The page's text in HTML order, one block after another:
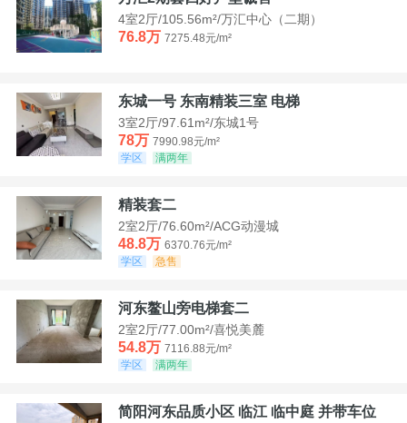
4室2厅/105.56m²/万汇中心（二期）
76.8万 7275.48元/m²
东城一号 东南精装三室 电梯
3室2厅/97.61m²/东城1号
78万 7990.98元/m²
学区
满两年
精装套二
2室2厅/76.60m²/ACG动漫城
48.8万 6370.76元/m²
学区
急售
河东鳌山旁电梯套二
2室2厅/77.00m²/喜悦美麓
54.8万 7116.88元/m²
学区
满两年
简阳河东品质小区 临江 临中庭 并带车位